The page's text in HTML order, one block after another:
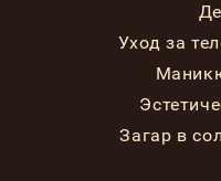
Уход за
Загар в